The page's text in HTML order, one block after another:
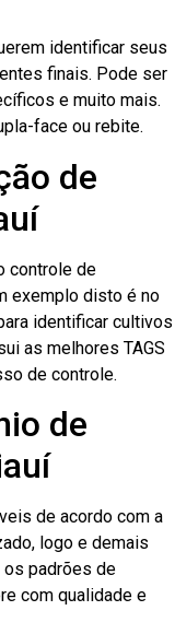
identificar seus
finais. Pode ser
e muito mais.
face ou rebite.
de
controle de
exemplo disto é no
identificar cultivos
as melhores TAGS
de controle.
de
de acordo com a
logo e demais
os padrões de
com qualidade e